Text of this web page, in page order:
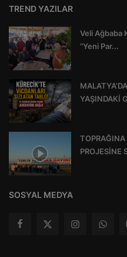
TREND YAZILAR
Veli Ağbaba
“Yeni Par...
YAŞINDAKİ
TOPRAĞINA
PROJESİNE
SOSYAL MEDYA